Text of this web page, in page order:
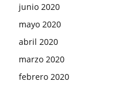
junio 2020
mayo 2020
abril 2020
marzo 2020
febrero 2020